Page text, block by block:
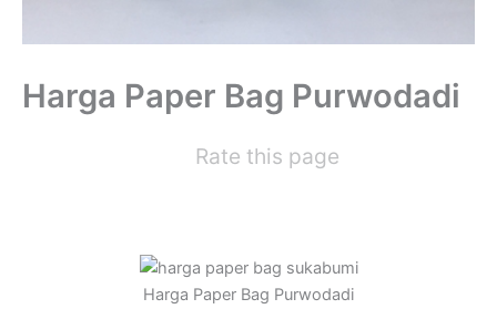
Harga Paper Bag Purwodadi
Rate this page
Harga Paper Bag Purwodadi